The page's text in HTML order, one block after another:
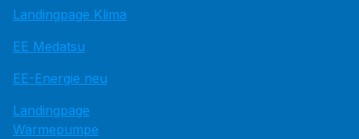
Landingpage Klima
EE Medatsu
EE-Energie neu
Landingpage
Wärmepumpe